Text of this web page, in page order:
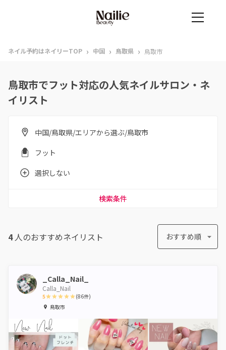
ネイル予約はネイリーTOP › 中国 › 鳥取県 › 鳥取市
鳥取市でフット対応の人気ネイルサロン・ネ
イリスト
中国/鳥取県/エリアから選ぶ/鳥取市
フット
選択しない
検索条件
4人のおすすめネイリスト おすすめ順
_Calla_Nail_
Calla_Nail
5
1 2 3 4
(86件)
鳥取市